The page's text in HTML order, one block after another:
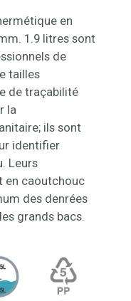
en
1.9 litres sont
de
tailles
de traçabilité
la
ils sont
identifier
Leurs
en caoutchouc
des denrées
grands bacs.